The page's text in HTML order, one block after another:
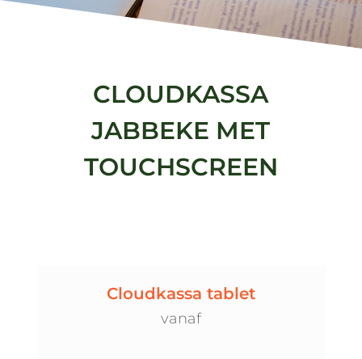
CLOUDKASSA
JABBEKE MET
TOUCHSCREEN
Cloudkassa tablet
vanaf